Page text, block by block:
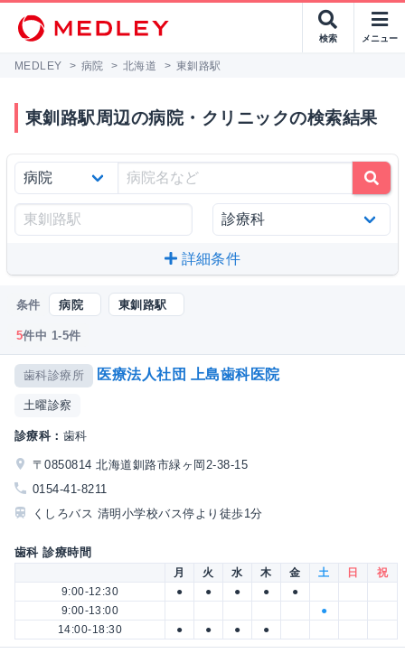
検索 メニュー
MEDLEY > 病院 > 北海道 > 東釧路駅
東釧路駅周辺の病院・クリニックの検索結果
詳細条件
条件 病院 東釧路駅
5件中 1-5件
歯科診療所 医療法人社団 上島歯科医院
土曜診察
診療科： 歯科
〒0850814 北海道釧路市緑ヶ岡2-38-15
0154-41-8211
くしろバス 清明小学校バス停より徒歩1分
歯科 診療時間
月 火 水 木 金 土 日
祝
9:00-12:30
● ● ● ●
●
9:00-13:00
●
14:00-18:30
● ● ● ●